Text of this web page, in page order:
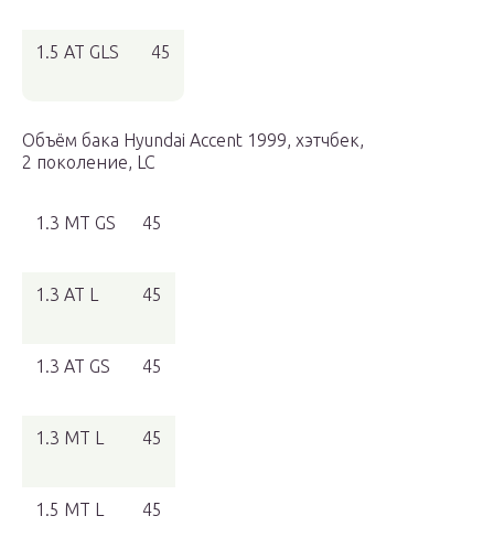
1.5 AT GLS 45
Объём бака Hyundai Accent 1999, хэтчбек,
2 поколение, LC
1.3 MT GS 45
1.3 AT L 45
1.3 AT GS 45
1.3 MT L 45
1.5 MT L 45